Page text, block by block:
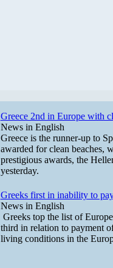
Greece 2nd in Europe with
News in English
Greece is the runner-up to
awarded for clean beaches,
prestigious awards, the
yesterday.
Greeks first in inability to
News in English
Greeks top the list of
third in relation to payment
living conditions in the